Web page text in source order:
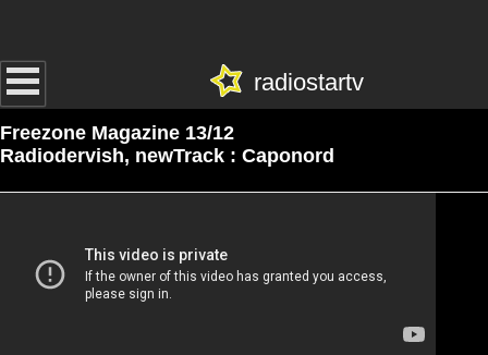
radiostartv
Freezone Magazine 13/12
Radiodervish, newTrack : Caponord